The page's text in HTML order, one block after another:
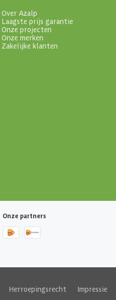
Over Azalp
Laagste prijs garantie
Onze projecten
Onze merken
Zakelijke klanten
Onze partners
Herroepingsrecht Impressie